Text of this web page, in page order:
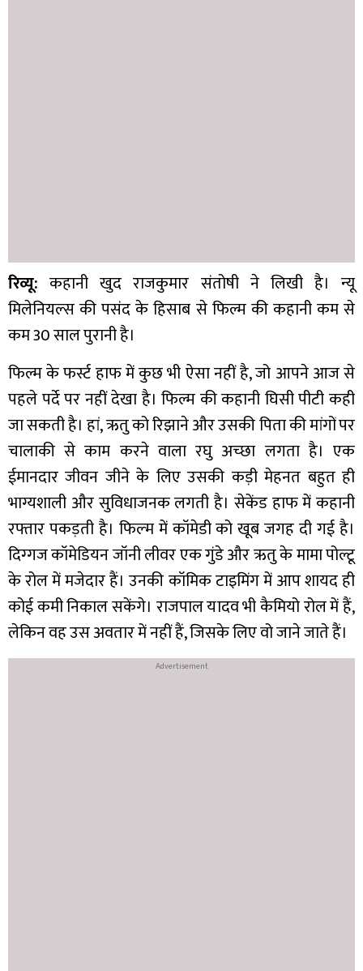
रिव्यू: कहानी खुद राजकुमार संतोषी ने लिखी है। न्यू
मिलेनियल्स की पसंद के हिसाब से फिल्म की कहानी कम से
कम 30 साल पुरानी है।
फिल्म के फर्स्ट हाफ में कुछ भी ऐसा नहीं है, जो आपने आज से
पहले पर्दे पर नहीं देखा है। फिल्म की कहानी घिसी पीटी कही
जा सकती है। हां, ऋतु को रिझाने और उसकी पिता की मांगों पर
चालाकी से काम करने वाला रघु अच्‍छा लगता है। एक
ईमानदार जीवन जीने के लिए उसकी कड़ी मेहनत बहुत ही
भाग्यशाली और सुविधाजनक लगती है। सेकेंड हाफ में कहानी
रफ्तार पकड़ती है। फिल्‍म में कॉमेडी को खूब जगह दी गई है।
दिग्‍गज कॉमेडियन जॉनी लीवर एक गुंडे और ऋतु के मामा पोल्टू
के रोल में मजेदार हैं। उनकी कॉमिक टाइमिंग में आप शायद ही
कोई कमी निकाल सकेंगे। राजपाल यादव भी कैमियो रोल में हैं,
लेकिन वह उस अवतार में नहीं हैं, जिसके लिए वो जाने जाते हैं।